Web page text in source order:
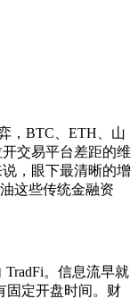
，BTC、ETH、山
交易平台差距的维
，眼下最清晰的增
这些传统金融资
。信息流早就
固定开盘时间。财